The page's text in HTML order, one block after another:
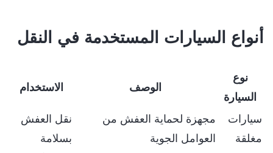
أنواع السيارات المستخدمة في النقل
نوع
السيارة
الوصف الاستخدام
سيارات
مغلقة
مجهزة لحماية العفش من
العوامل الجوية
نقل العفش
بسلامة